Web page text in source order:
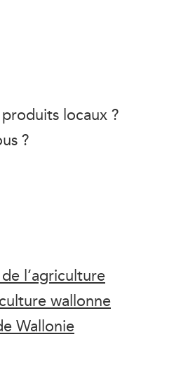
locaux ?
?
l’agriculture
wallonne
Wallonie